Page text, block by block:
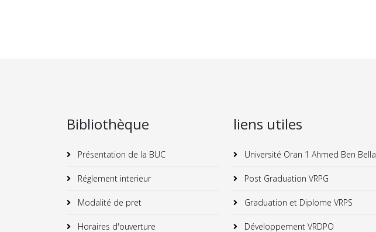
Bibliothèque
Présentation de la BUC
Réglement interieur
Modalité de pret
Horaires d'ouverture
liens utiles
Université Oran 1 Ahmed Ben Bella
Post Graduation VRPG
Graduation et Diplome VRPS
Développement VRDPO